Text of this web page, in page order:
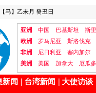
【马】乙未月 癸丑日
亚洲 中国 巴基斯坦
斯
欧洲
罗马尼亚
斯洛伐克
非洲
尼日利亚
塞内加尔
美洲
美国 加拿大 厄瓜
新闻 台湾新闻 大使访谈